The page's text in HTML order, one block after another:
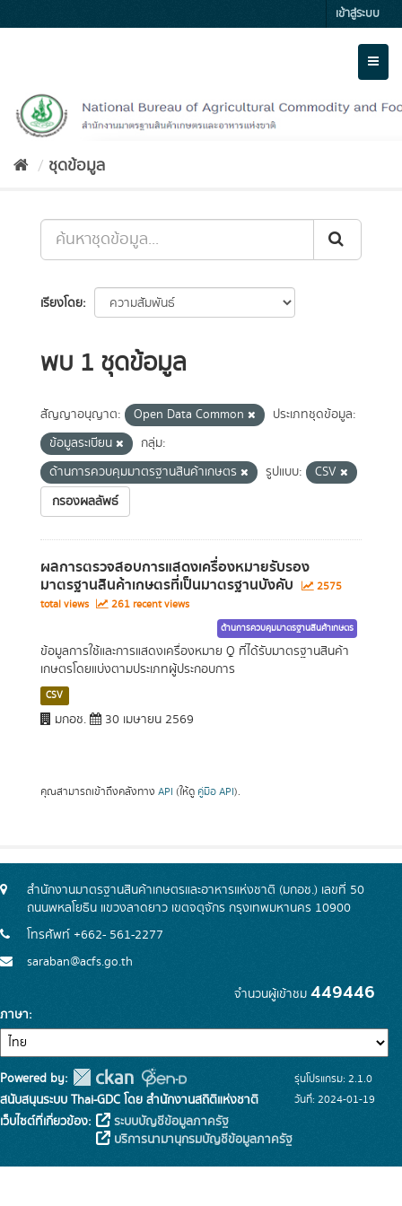
to
เข้าสู่ระบบ
ชุดข้อมูล
เรียงโดย
พบ 1 ชุดข้อมูล
สัญญาอนุญาต: Open Data Common
ประเภทชุดข้อมูล:
ข้อมูลระเบียน
กลุ่ม:
ด้านการควบคุมมาตรฐานสินค้าเกษตร
รูปแบบ:
CSV
กรองผลลัพธ์
ผลการตรวจสอบการแสดงเครื่องหมายรับรอง
มาตรฐานสินค้าเกษตรที่เป็นมาตรฐานบังคับ
2575
total views
261 recent views
ด้านการควบคุมมาตรฐานสินค้าเกษตร
ข้อมูลการใช้และการแสดงเครื่องหมาย Q ที่ได้รับมาตรฐานสินค้า
เกษตรโดยแบ่งตามประเภทผู้ประกอบการ
CSV
มกอช. 30 เมษายน 2569
คุณสามารถเข้าถึงคลังทาง API (ให้ดู คู่มือ API).
สำนักงานมาตรฐานสินค้าเกษตรและอาหารแห่งชาติ (มกอช.) เลขที่ 50
ถนนพหลโยธิน แขวงลาดยาว เขตจตุจักร กรุงเทพมหานคร 10900
โทรศัพท์ +662- 561-2277
saraban@acfs.go.th
จำนวนผู้เข้าชม 449446
ภาษา
Powered by:
สนับสนุนระบบ Thai-GDC โดย สำนักงานสถิติแห่งชาติ
เว็บไซต์ที่เกี่ยวข้อง:
ระบบบัญชีข้อมูลภาครัฐ
บริการนามานุกรมบัญชีข้อมูลภาครัฐ
รุ่นโปรแกรม: 2.1.0
วันที่: 2024-01-19